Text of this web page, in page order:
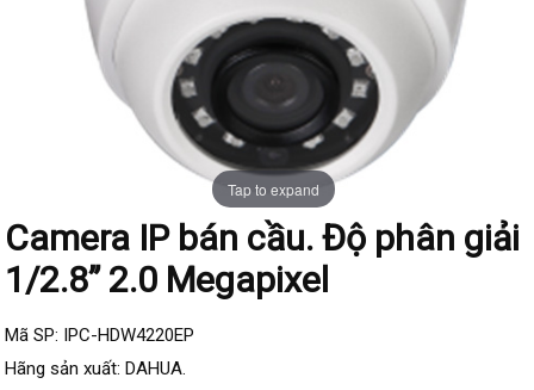
Đầu ghi IP Visionhitech
Camera Analog
Camera HIKVISION
Camera Dahua
Camera KBVISION
Camera HDParagon
Đầu ghi HDParagon
Tap to expand
Camera IP bán cầu. Độ phân giải
1/2.8” 2.0 Megapixel
Mã SP: IPC-HDW4220EP
Hãng sản xuất: DAHUA.